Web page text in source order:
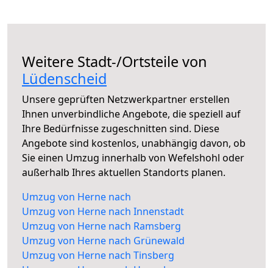
Weitere Stadt-/Ortsteile von
Lüdenscheid
Unsere geprüften Netzwerkpartner erstellen
Ihnen unverbindliche Angebote, die speziell auf
Ihre Bedürfnisse zugeschnitten sind. Diese
Angebote sind kostenlos, unabhängig davon, ob
Sie einen Umzug innerhalb von Wefelshohl oder
außerhalb Ihres aktuellen Standorts planen.
Umzug von Herne nach
Umzug von Herne nach Innenstadt
Umzug von Herne nach Ramsberg
Umzug von Herne nach Grünewald
Umzug von Herne nach Tinsberg